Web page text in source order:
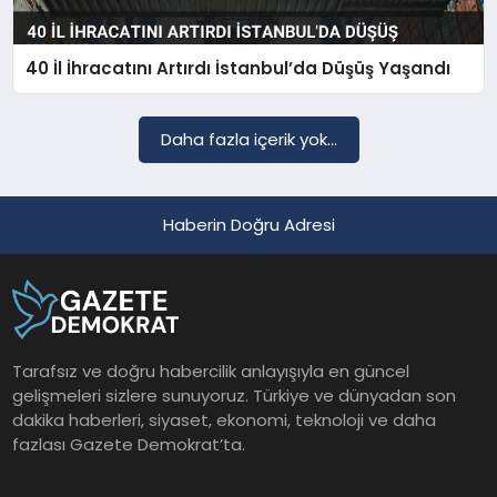
SAĞLIK
YAŞAM
40 İl İhracatını Artırdı İstanbul’da Düşüş Yaşandı
Daha fazla içerik yok...
Haberin Doğru Adresi
Tarafsız ve doğru habercilik anlayışıyla en güncel
gelişmeleri sizlere sunuyoruz. Türkiye ve dünyadan son
dakika haberleri, siyaset, ekonomi, teknoloji ve daha
fazlası Gazete Demokrat’ta.